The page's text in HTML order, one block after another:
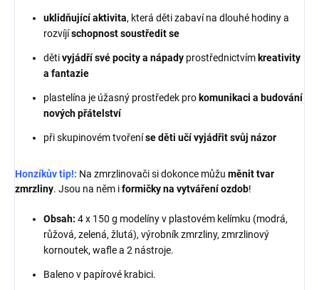
uklidňující aktivita, která děti zabaví na dlouhé hodiny a
rozvíjíschopnost soustředit se
dětivyjádří své pocity a nápady prostřednictvím kreativity
a fantazie
plastelína je úžasný prostředek pro komunikaci a budování
nových přátelství
při skupinovém tvořeníse děti učí vyjádřit svůj názor
Honzíkův tip!: Na zmrzlinovači si dokonce můžu měnit tvar
zmrzliny. Jsou na něm iformičky na vytváření ozdob!
Obsah: 4 x 150 g modelíny v plastovém kelímku (modrá,
růžová, zelená, žlutá), výrobník zmrzliny, zmrzlinový
kornoutek, wafle a 2 nástroje.
Baleno v papírové krabici.